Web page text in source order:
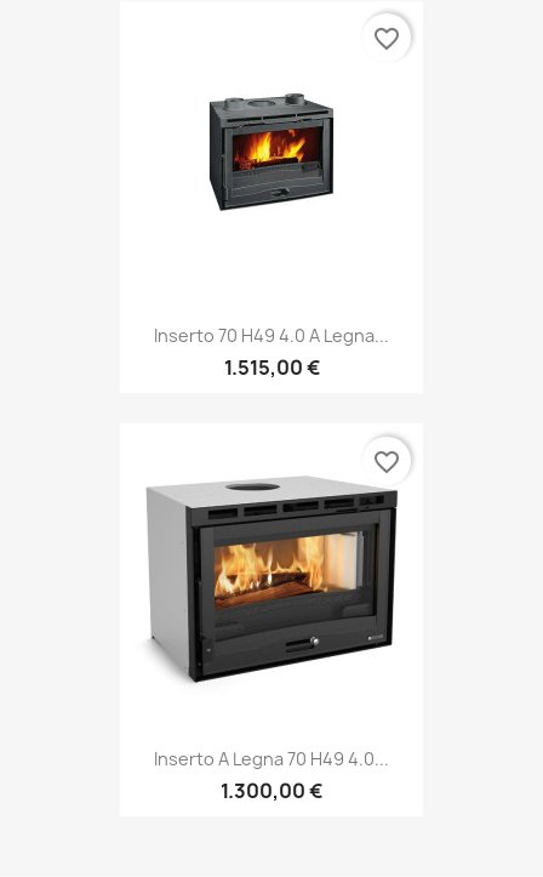
Inserto 70 H49 4.0 A Legna...
1.515,00 €
favorite_border
Inserto A Legna 70 H49 4.0...
1.300,00 €
favorite_border